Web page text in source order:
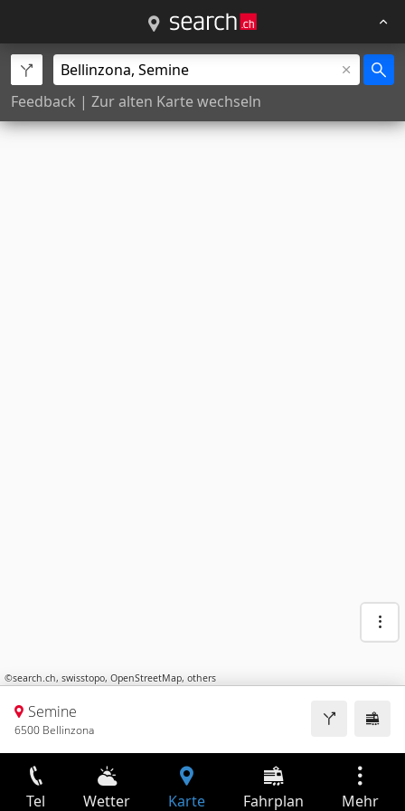
Feedback | Zur alten Karte wechseln
©search.ch, swisstopo, OpenStreetMap, others
Semine
6500 Bellinzona
Tel Wetter Karte Fahrplan Mehr